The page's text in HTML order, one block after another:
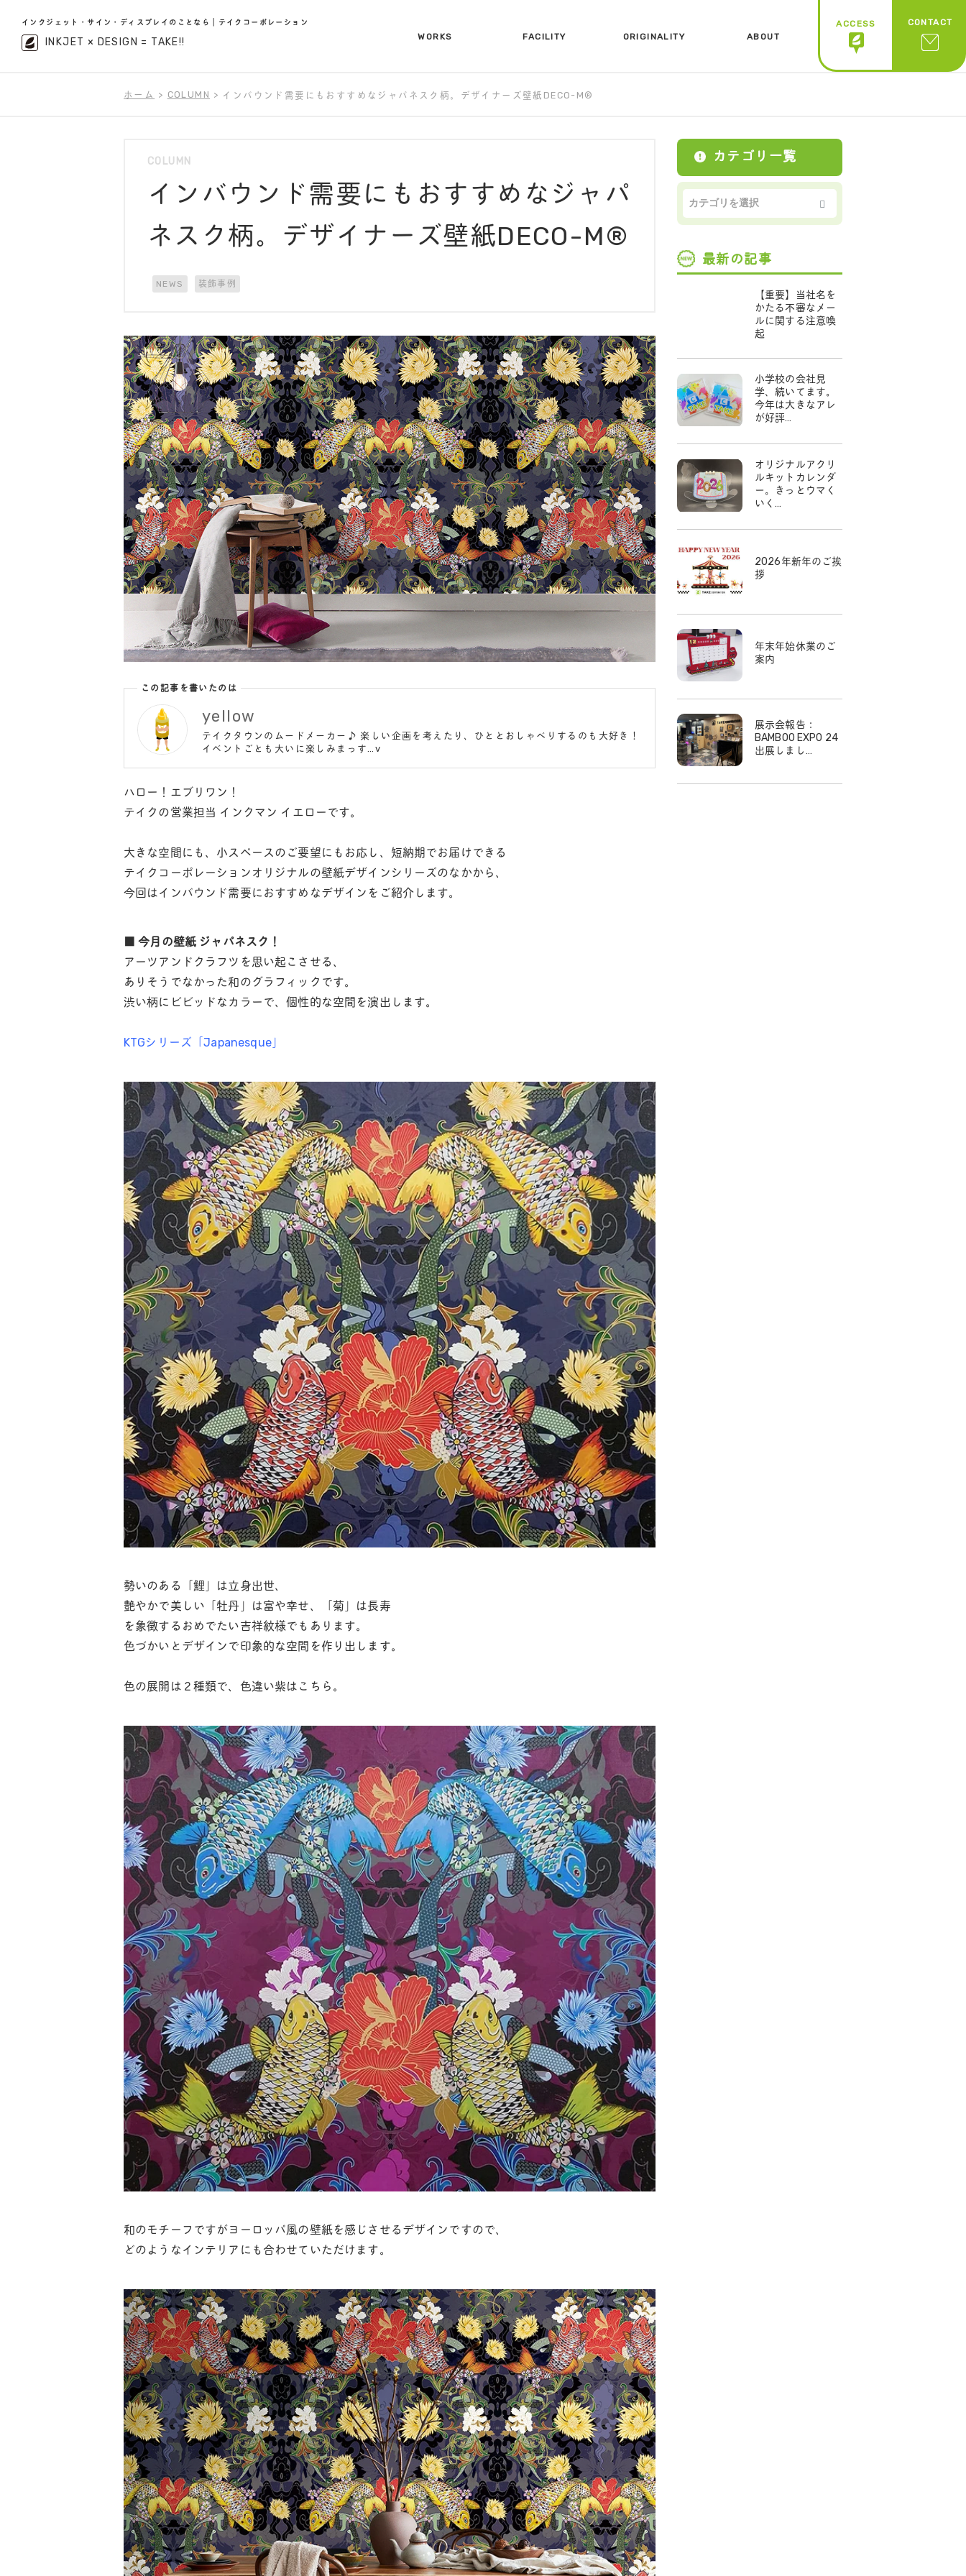
インクジェット・サイン・ディスプレイのことなら｜テイクコーポレーション
INKJET × DESIGN = TAKE!!
WORKS
FACILITY
ORIGINALITY
ABOUT
ACCESS CONTACT
ホーム COLUMN インバウンド需要にもおすすめなジャパネスク柄。デザイナーズ壁紙DECO-M®︎
COLUMN
インバウンド需要にもおすすめなジャパ
ネスク柄。デザイナーズ壁紙DECO-M®︎
NEWS 装飾事例
この記事を書いたのは
yellow
テイクタウンのムードメーカー♪ 楽しい企画を考えたり、ひととおしゃべりするのも大好き！
イベントごとも大いに楽しみまっす…v
ハロー！エブリワン！
テイクの営業担当 インクマン イエローです。
大きな空間にも、小スペースのご要望にもお応し、短納期でお届けできる
テイクコーポレーションオリジナルの壁紙デザインシリーズのなかから、
今回はインバウンド需要におすすめなデザインをご紹介します。
■ 今月の壁紙 ジャパネスク！
アーツアンドクラフツを思い起こさせる、
ありそうでなかった和のグラフィックです。
渋い柄にビビッドなカラーで、個性的な空間を演出します。
KTGシリーズ「Japanesque」
勢いのある「鯉」は立身出世、
艶やかで美しい「牡丹」は富や幸せ、「菊」は長寿
を象徴するおめでたい吉祥紋様でもあります。
色づかいとデザインで印象的な空間を作り出します。
色の展開は２種類で、色違い紫はこちら。
和のモチーフですがヨーロッパ風の壁紙を感じさせるデザインですので、
どのようなインテリアにも合わせていただけます。
カテゴリ一覧
最新の記事
【重要】当社名を
かたる不審なメー
ルに関する注意喚
起
小学校の会社見
学、続いてます。
今年は大きなアレ
が好評…
オリジナルアクリ
ルキットカレンダ
ー。きっとウマく
いく…
2026年新年のご挨
拶
年末年始休業のご
案内
展示会報告：
BAMBOO EXPO 24
出展しまし…